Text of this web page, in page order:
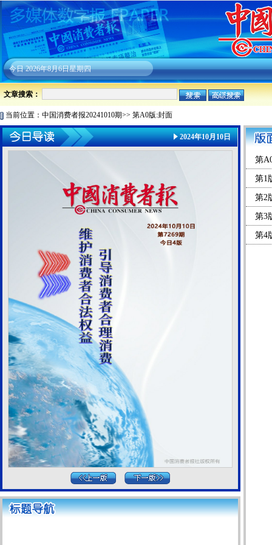
今日2026年8月6日星期四
文章搜索：
当前位置： 中国消费者报20241010期>> 第A0版:封面
2024年10月10日
第
第1
第2
第3
第4